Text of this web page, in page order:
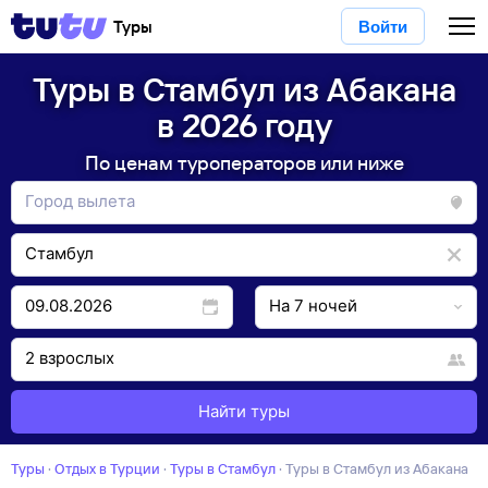
Туры Войти
Туры в Стамбул из Абакана
в 2026 году
По ценам туроператоров или ниже
Найти туры
Туры · Отдых в Турции · Туры в Стамбул · Туры в Стамбул из Абакана